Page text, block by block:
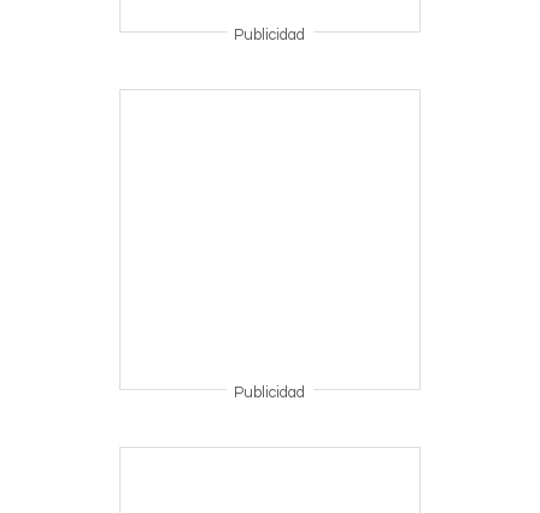
Publicidad
Publicidad